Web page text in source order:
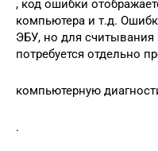
, код ошибки
компьютера и т.д.
ЭБУ, но для считывания
потребуется отдельно
компьютерную
.